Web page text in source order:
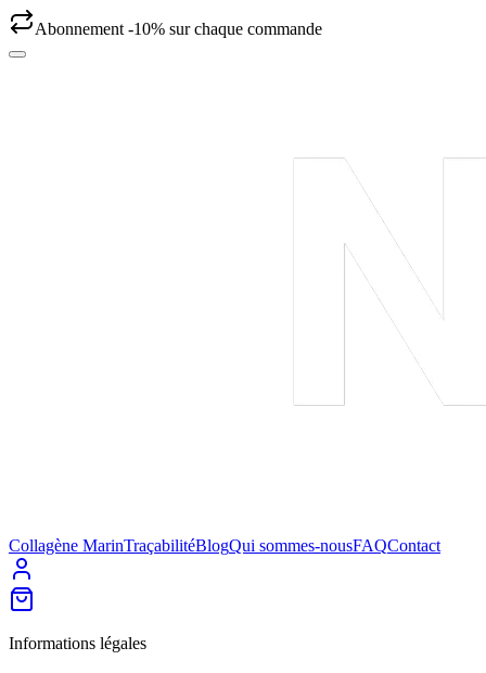
Abonnement -10% sur chaque commande
Collagène MarinTraçabilitéBlogQui sommes-nousFAQContact
Informations légales